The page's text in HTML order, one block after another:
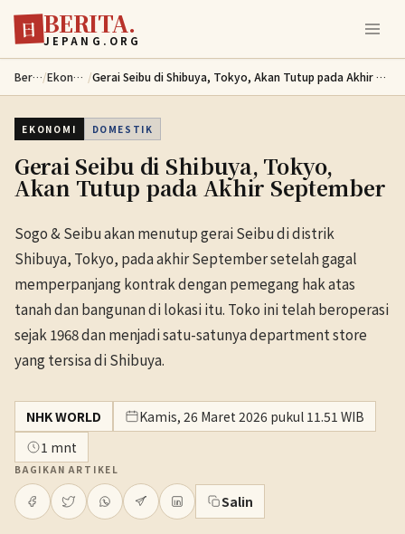
Lewati ke konten utama
日 BERITA.
JEPANG.ORG
Berita/ Ekonomi / Gerai Seibu di Shibuya, Tokyo, Akan Tutup pada Akhir September
EKONOMI DOMESTIK
Gerai Seibu di Shibuya, Tokyo,
Akan Tutup pada Akhir September
Sogo & Seibu akan menutup gerai Seibu di distrik
Shibuya, Tokyo, pada akhir September setelah gagal
memperpanjang kontrak dengan pemegang hak atas
tanah dan bangunan di lokasi itu. Toko ini telah beroperasi
sejak 1968 dan menjadi satu-satunya department store
yang tersisa di Shibuya.
NHK WORLD
Kamis, 26 Maret 2026 pukul 11.51 WIB
1 mnt
BAGIKAN ARTIKEL
Salin